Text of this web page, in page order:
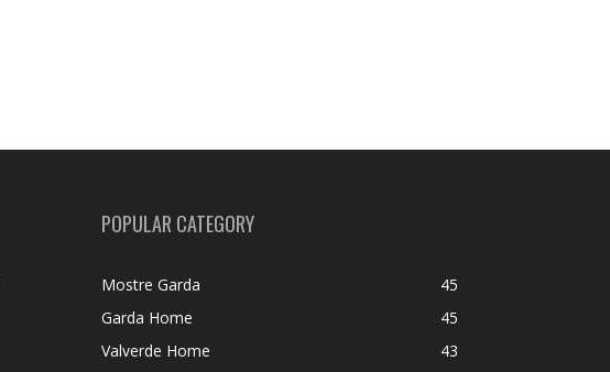
POPULAR CATEGORY
Mostre Garda
45
Garda Home
45
Valverde Home
43